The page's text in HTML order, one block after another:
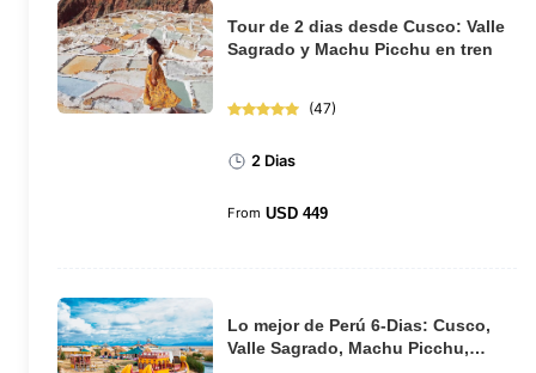
Tour de 2 dias desde Cusco: Valle
Sagrado y Machu Picchu en tren
(47)
2 Dias
From USD 449
Lo mejor de Perú 6-Dias: Cusco,
Valle Sagrado, Machu Picchu,